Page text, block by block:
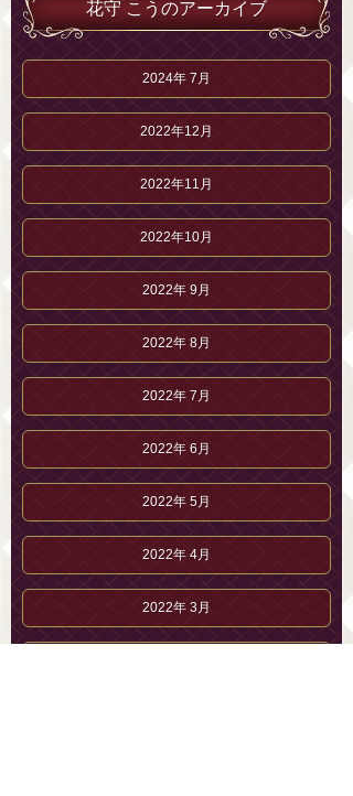
花守 こうのアーカイブ
2024年 7月
2022年12月
2022年11月
2022年10月
2022年 9月
2022年 8月
2022年 7月
2022年 6月
2022年 5月
2022年 4月
2022年 3月